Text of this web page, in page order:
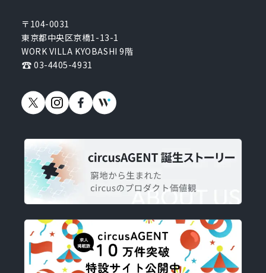
〒104-0031
東京都中央区京橋1-13-1
WORK VILLA KYOBASHI 9階
03-4405-4931